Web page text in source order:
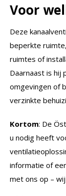
Voor
Deze
beperkte
ruimtes of
Daarnaast is hij
omgevingen of
verzinkte
Kortom: De
u nodig heeft
informatie of
met ons op –